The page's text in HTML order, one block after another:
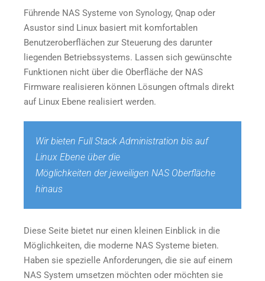
Führende NAS Systeme von Synology, Qnap oder
Asustor sind Linux basiert mit komfortablen
Benutzeroberflächen zur Steuerung des darunter
liegenden Betriebssystems. Lassen sich gewünschte
Funktionen nicht über die Oberfläche der NAS
Firmware realisieren können Lösungen oftmals direkt
auf Linux Ebene realisiert werden.
Wir bieten Full Stack Administration bis auf
Linux Ebene über die
Möglichkeiten der jeweiligen NAS Oberfläche
hinaus
Diese Seite bietet nur einen kleinen Einblick in die
Möglichkeiten, die moderne NAS Systeme bieten.
Haben sie spezielle Anforderungen, die sie auf einem
NAS System umsetzen möchten oder möchten sie